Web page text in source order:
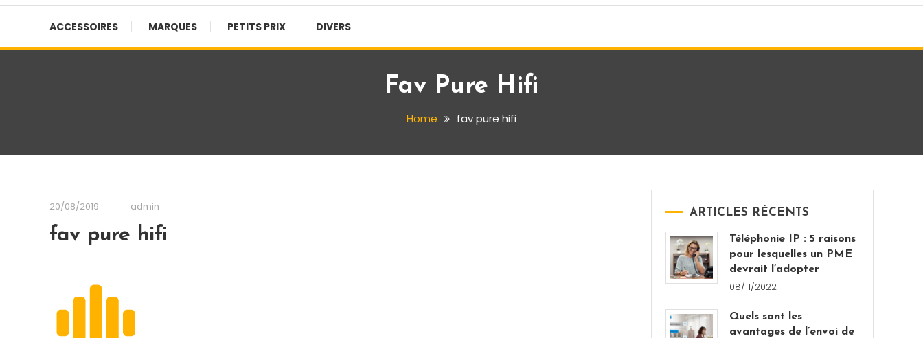
ACCESSOIRES MARQUES PETITS PRIX DIVERS
Fav Pure Hifi
Home fav pure hifi
20/08/2019 admin
fav pure hifi
ARTICLES RÉCENTS
Téléphonie IP : 5 raisons
pour lesquelles un PME
devrait l’adopter
08/11/2022
Quels sont les
avantages de l’envoi de